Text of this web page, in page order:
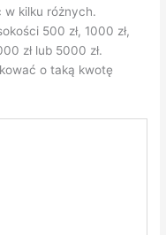
kilku różnych.
500 zł, 1000 zł,
zł lub 5000 zł.
o taką kwotę